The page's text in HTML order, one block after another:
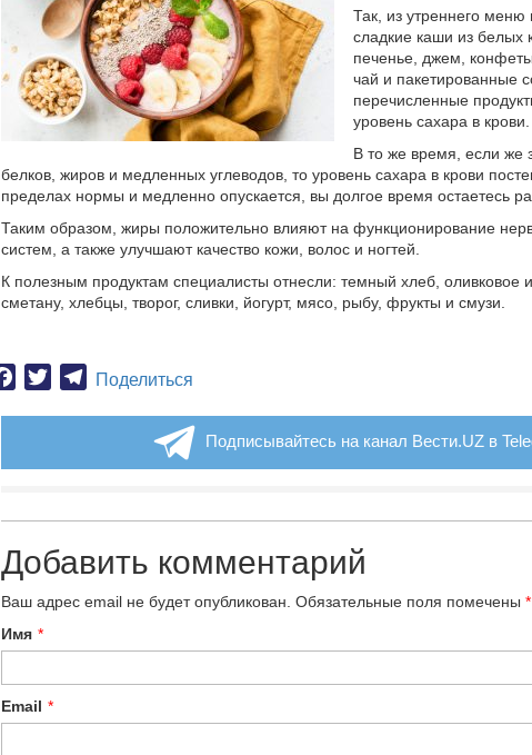
Так, из утреннего
сладкие каши из белых
печенье, джем,
чай и пакетированные
перечисленные
уровень сахара в крови.
В то же время, если же
белков, жиров и медленных углеводов, то уровень сахара в крови
пределах нормы и медленно опускается, вы долгое время остаетесь
Таким образом, жиры положительно влияют на функционирование
систем, а также улучшают качество кожи, волос и ногтей.
К полезным продуктам специалисты отнесли: темный хлеб, оливковое
сметану, хлебцы, творог, сливки, йогурт, мясо, рыбу, фрукты и смузи.
Facebook
TwitterTelegram
Поделиться
Подписывайтесь на канал Вести.UZ в
Добавить комментарий
Ваш адрес email не будет опубликован. Обязательные поля помечены *
Имя *
Email *